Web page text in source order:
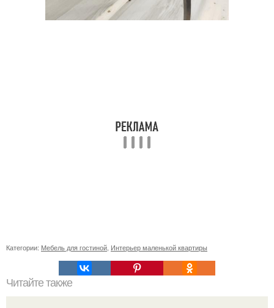
Категории: Мебель для гостиной, Интерьер маленькой квартиры
Читайте также